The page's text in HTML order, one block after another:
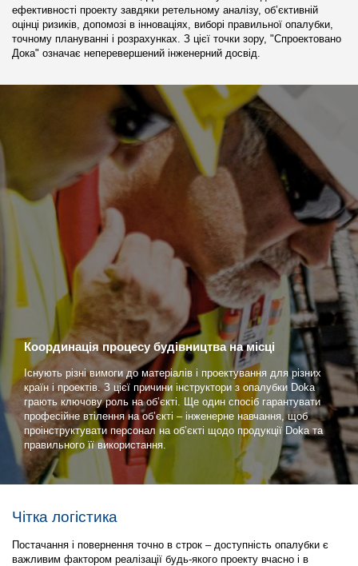
ефективності проекту завдяки ретельному аналізу, об’єктивній
оцінці ризиків, допомозі в інноваціях, виборі правильної опалубки,
точному плануванні і розрахунках. З цієї точки зору, "Спроектовано
Дока" означає неперевершений інженерний досвід.
Координація процесу будівництва на місці
Існують різні вимоги до матеріалів і проектування для різних
країн і проектів. З цієї причини інструктори з опалубки Doka
грають ключову роль на об’єкті. Ще один спосіб гарантувати
професійне втілення на об’єкті – інженерне навчання, щоб
проінструктувати персонал на об’єкті щодо продукції Doka та
правильного її використання.
Чітка логістика
Постачання і повернення точно в строк – доступність опалубки є
важливим фактором реалізації будь-якого проекту вчасно і в